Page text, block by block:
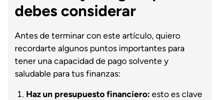
debes considerar
Antes de terminar con este artículo, quiero
recordarte algunos puntos importantes para
tener una capacidad de pago solvente y
saludable para tus finanzas:
Haz un presupuesto financiero: esto es clave